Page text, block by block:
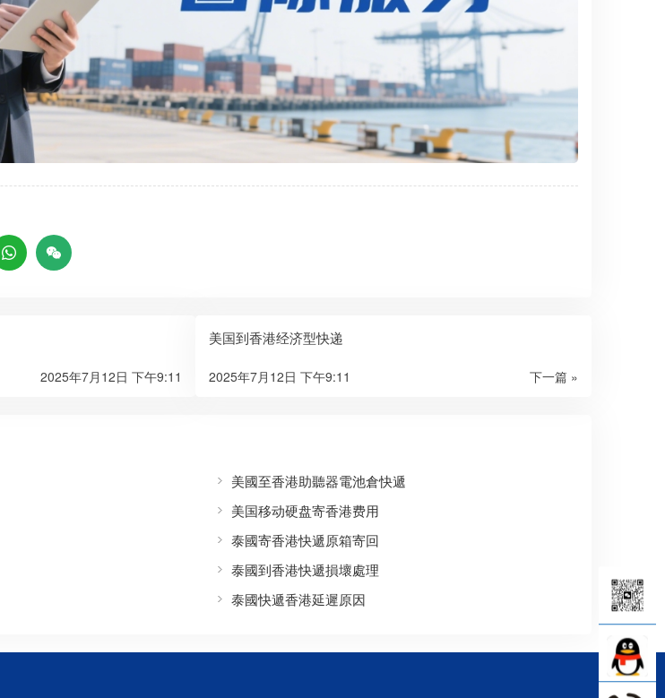
2025年7月12日 下午9:11
美国到香港经济型快递
下一篇 »
2025年7月12日 下午9:11
美國至香港助聽器電池倉快遞
美国移动硬盘寄香港费用
泰國寄香港快遞原箱寄回
泰國到香港快遞損壞處理
泰國快遞香港延遲原因